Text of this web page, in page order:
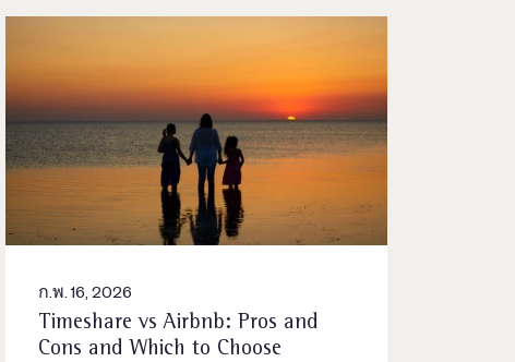
ก.พ. 16, 2026
Timeshare vs Airbnb: Pros and
Cons and Which to Choose